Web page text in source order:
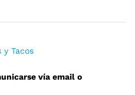
y Tacos
vía email o